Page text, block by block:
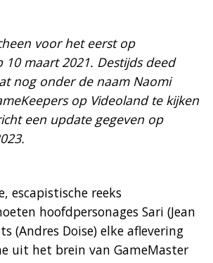
voor het eerst op
10 maart 2021. Destijds deed
nog onder de naam Naomi
op Videoland te kijken
een update gegeven op
escapistische reeks
hoofdpersonages Sari (Jean
(Andres Doise) elke aflevering
uit het brein van GameMaster